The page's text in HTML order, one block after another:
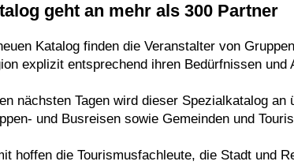
geht an mehr als 300 Partner
Katalog finden die Veranstalter von
explizit entsprechend ihren Bedürfnissen und
nächsten Tagen wird dieser Spezialkatalog an
und Busreisen sowie Gemeinden und
hoffen die Tourismusfachleute, die Stadt und